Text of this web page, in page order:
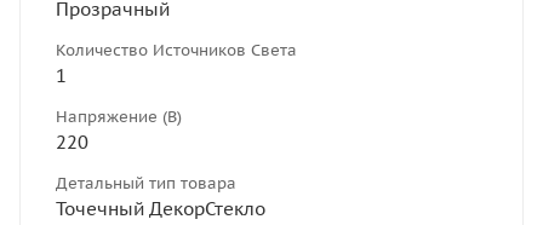
Прозрачный
Количество Источников Света
1
Напряжение (В)
220
Детальный тип товара
Точечный ДекорСтекло